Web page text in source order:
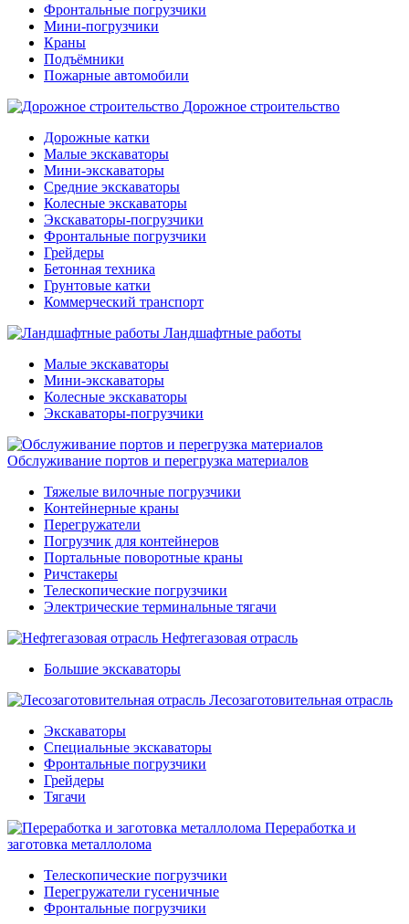
Фронтальные погрузчики
Мини-погрузчики
Краны
Подъёмники
Пожарные автомобили
Дорожное строительство
Дорожные катки
Малые экскаваторы
Мини-экскаваторы
Средние экскаваторы
Колесные экскаваторы
Экскаваторы-погрузчики
Фронтальные погрузчики
Грейдеры
Бетонная техника
Грунтовые катки
Коммерческий транспорт
Ландшафтные работы
Малые экскаваторы
Мини-экскаваторы
Колесные экскаваторы
Экскаваторы-погрузчики
Обслуживание портов и перегрузка материалов
Тяжелые вилочные погрузчики
Контейнерные краны
Перегружатели
Погрузчик для контейнеров
Портальные поворотные краны
Ричстакеры
Телескопические погрузчики
Электрические терминальные тягачи
Нефтегазовая отрасль
Большие экскаваторы
Лесозаготовительная отрасль
Экскаваторы
Специальные экскаваторы
Фронтальные погрузчики
Грейдеры
Тягачи
Переработка и
заготовка металлолома
Телескопические погрузчики
Перегружатели гусеничные
Фронтальные погрузчики